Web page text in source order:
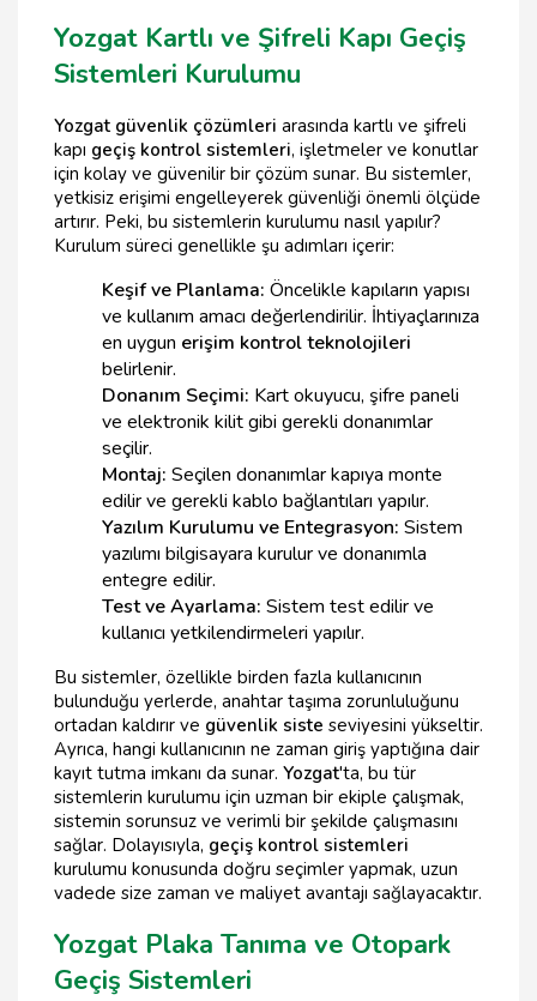
Yozgat Kartlı ve Şifreli Kapı Geçiş
Sistemleri Kurulumu
Yozgat güvenlik çözümleri arasında kartlı ve şifreli
kapı geçiş kontrol sistemleri, işletmeler ve konutlar
için kolay ve güvenilir bir çözüm sunar. Bu sistemler,
yetkisiz erişimi engelleyerek güvenliği önemli ölçüde
artırır. Peki, bu sistemlerin kurulumu nasıl yapılır?
Kurulum süreci genellikle şu adımları içerir:
Keşif ve Planlama: Öncelikle kapıların yapısı
ve kullanım amacı değerlendirilir. İhtiyaçlarınıza
en uygun erişim kontrol teknolojileri
belirlenir.
Donanım Seçimi: Kart okuyucu, şifre paneli
ve elektronik kilit gibi gerekli donanımlar
seçilir.
Montaj: Seçilen donanımlar kapıya monte
edilir ve gerekli kablo bağlantıları yapılır.
Yazılım Kurulumu ve Entegrasyon: Sistem
yazılımı bilgisayara kurulur ve donanımla
entegre edilir.
Test ve Ayarlama: Sistem test edilir ve
kullanıcı yetkilendirmeleri yapılır.
Bu sistemler, özellikle birden fazla kullanıcının
bulunduğu yerlerde, anahtar taşıma zorunluluğunu
ortadan kaldırır ve güvenlik siste seviyesini yükseltir.
Ayrıca, hangi kullanıcının ne zaman giriş yaptığına dair
kayıt tutma imkanı da sunar. Yozgat'ta, bu tür
sistemlerin kurulumu için uzman bir ekiple çalışmak,
sistemin sorunsuz ve verimli bir şekilde çalışmasını
sağlar. Dolayısıyla, geçiş kontrol sistemleri
kurulumu konusunda doğru seçimler yapmak, uzun
vadede size zaman ve maliyet avantajı sağlayacaktır.
Yozgat Plaka Tanıma ve Otopark
Geçiş Sistemleri